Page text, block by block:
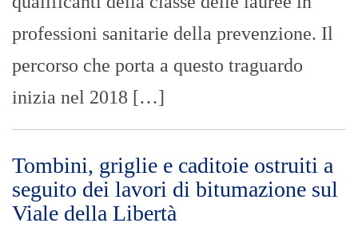
professioni sanitarie della prevenzione. Il
percorso che porta a questo traguardo
inizia nel 2018 […]
Tombini, griglie e caditoie ostruiti a
seguito dei lavori di bitumazione sul
Viale della Libertà